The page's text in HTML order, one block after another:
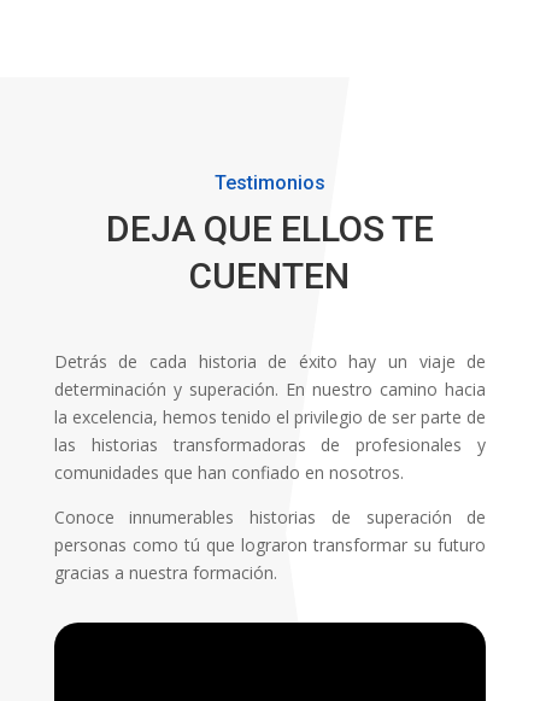
Testimonios
DEJA QUE ELLOS TE
CUENTEN
Detrás de cada historia de éxito hay un viaje de
determinación y superación. En nuestro camino hacia
la excelencia, hemos tenido el privilegio de ser parte de
las historias transformadoras de profesionales y
comunidades que han confiado en nosotros.
Conoce innumerables historias de superación de
personas como tú que lograron transformar su futuro
gracias a nuestra formación.